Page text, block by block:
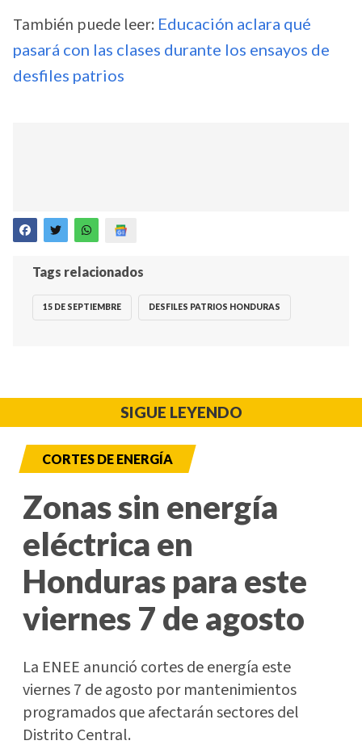
También puede leer: Educación aclara qué
pasará con las clases durante los ensayos de
desfiles patrios
Tags relacionados
15 DE SEPTIEMBRE DESFILES PATRIOS HONDURAS
SIGUE LEYENDO
CORTES DE ENERGÍA
Zonas sin energía
eléctrica en
Honduras para este
viernes 7 de agosto
La ENEE anunció cortes de energía este
viernes 7 de agosto por mantenimientos
programados que afectarán sectores del
Distrito Central.